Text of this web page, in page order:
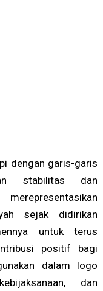
dengan garis-garis
stabilitas dan
sejak didirikan
untuk terus
positif bagi
dalam logo
dan